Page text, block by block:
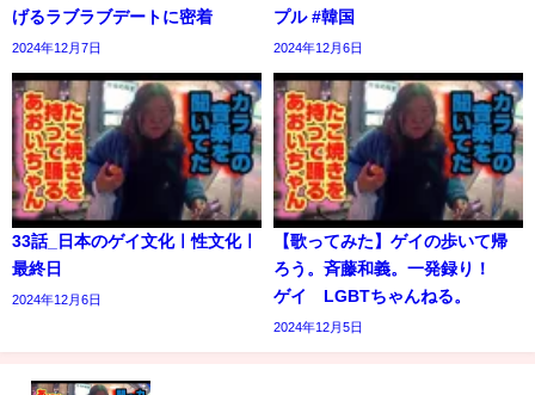
げるラブラブデートに密着
2024年12月7日
プル #韓国
2024年12月6日
33話_日本のゲイ文化ㅣ性文化ㅣ
最終日
2024年12月6日
【歌ってみた】ゲイの歩いて帰
ろう。斉藤和義。一発録り！
ゲイ LGBTちゃんねる。
2024年12月5日